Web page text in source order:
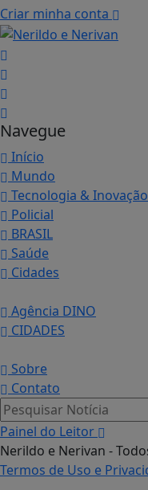
Criar minha conta
Navegue
Início
Mundo
Tecnologia & Inovação
Policial
BRASIL
Saúde
Cidades
Agência DINO
CIDADES
Sobre
Contato
Pesquisar Notícia
Painel do Leitor
Nerildo e Nerivan -
Termos de Uso e